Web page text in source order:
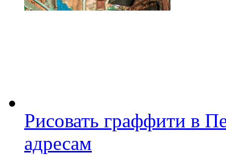
Рисовать граффити в
адресам